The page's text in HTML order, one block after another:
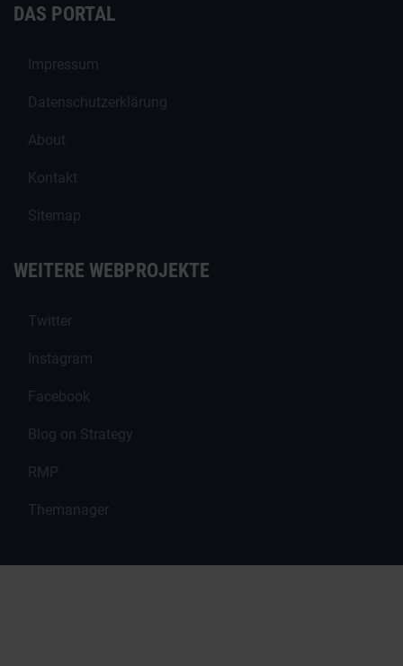
DAS PORTAL
Impressum
Datenschutzerklärung
About
Kontakt
Sitemap
WEITERE WEBPROJEKTE
Twitter
Instagram
Facebook
Blog on Strategy
RMP
Themanager